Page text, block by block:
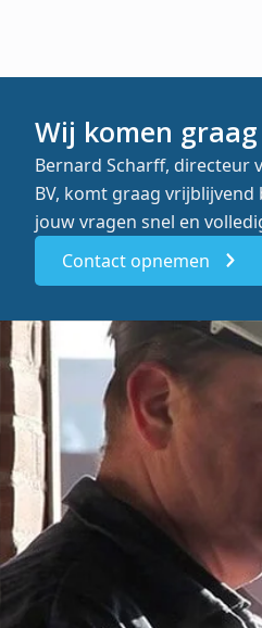
Wij komen
Bernard Scharff, directeur
BV, komt graag
jouw vragen snel en
Contact opnemen